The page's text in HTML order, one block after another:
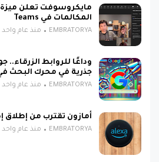
مايكروسوفت تعلن
المكالمات في Teams
EMBRATORYA منذ عام واحد
وداعًا للروابط
جذرية في محرك البحث في
EMBRATORYA منذ عام واحد
أمازون تقترب من إطلاق
EMBRATORYA منذ عام واحد